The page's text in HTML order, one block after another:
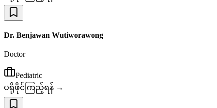
Dr. Benjawan Wutiworawong
Doctor
Pediatric
ပရိုဖိုင်ကြည့်ရန် →